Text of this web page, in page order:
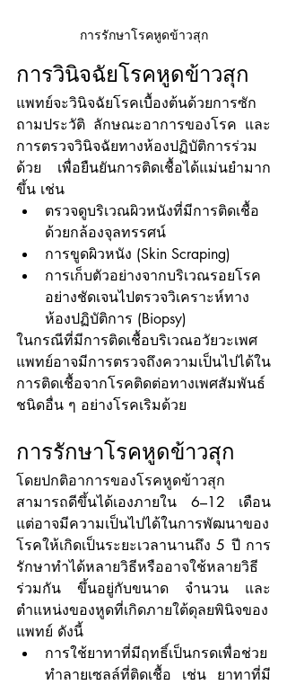
การรักษาโรคหูดข้าวสุก
การวินิจฉัยโรคหูดข้าวสุก
แพทย์จะวินิจฉัยโรคเบื้องต้นด้วยการซัก
ถามประวัติ ลักษณะอาการของโรค และ
การตรวจวินิจฉัยทางห้องปฏิบัติการร่วม
ด้วย เพื่อยืนยันการติดเชื้อได้แม่นยำมาก
ขึ้น เช่น
ตรวจดูบริเวณผิวหนังที่มีการติดเชื้อ
ด้วยกล้องจุลทรรศน์
การขูดผิวหนัง (Skin Scraping)
การเก็บตัวอย่างจากบริเวณรอยโรค
อย่างชัดเจนไปตรวจวิเคราะห์ทาง
ห้องปฏิบัติการ (Biopsy)
ในกรณีที่มีการติดเชื้อบริเวณอวัยวะเพศ
แพทย์อาจมีการตรวจถึงความเป็นไปได้ใน
การติดเชื้อจากโรคติดต่อทางเพศสัมพันธ์
ชนิดอื่น ๆ อย่างโรคเริมด้วย
การรักษาโรคหูดข้าวสุก
โดยปกติอาการของโรคหูดข้าวสุก
สามารถดีขึ้นได้เองภายใน 6–12 เดือน
แต่อาจมีความเป็นไปได้ในการพัฒนาของ
โรคให้เกิดเป็นระยะเวลานานถึง 5 ปี การ
รักษาทำได้หลายวิธีหรืออาจใช้หลายวิธี
ร่วมกัน ขึ้นอยู่กับขนาด จำนวน และ
ตำแหน่งของหูดที่เกิดภายใต้ดุลยพินิจของ
แพทย์ ดังนี้
การใช้ยาทาที่มีฤทธิ์เป็นกรดเพื่อช่วย
ทำลายเซลล์ที่ติดเชื้อ เช่น ยาทาที่มี